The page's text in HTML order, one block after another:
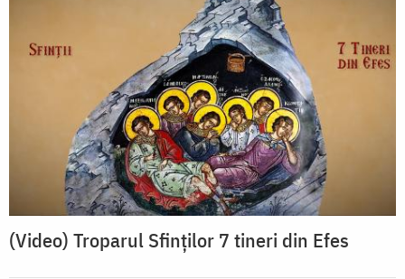
(Video) Troparul Sfinților 7 tineri din Efes